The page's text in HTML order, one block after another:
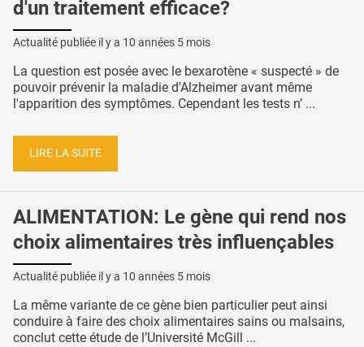
d'un traitement efficace?
Actualité publiée il y a 10 années 5 mois
La question est posée avec le bexarotène « suspecté » de
pouvoir prévenir la maladie d'Alzheimer avant même
l'apparition des symptômes. Cependant les tests n’ ...
LIRE LA SUITE
ALIMENTATION: Le gène qui rend nos
choix alimentaires très influençables
Actualité publiée il y a 10 années 5 mois
La même variante de ce gène bien particulier peut ainsi
conduire à faire des choix alimentaires sains ou malsains,
conclut cette étude de l’Université McGill ...